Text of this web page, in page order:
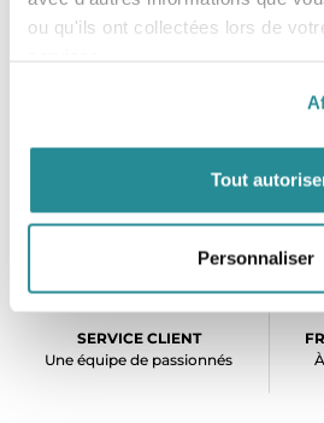
ou qu'ils ont collectées lors de
Tout
Personnaliser
CB, VISA, Mastercard, ALMA
Plus
SERVICE CLIENT
Une équipe de passionnés